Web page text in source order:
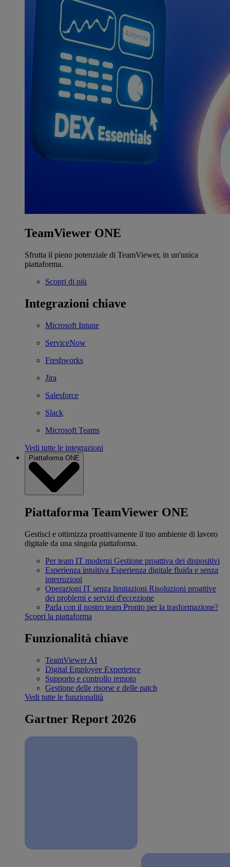
TeamViewer ONE
Sfrutta il pieno potenziale di TeamViewer, in un'unica
piattaforma.
Scopri di più
Integrazioni chiave
Microsoft Intune
ServiceNow
Freshworks
Jira
Salesforce
Slack
Microsoft Teams
Vedi tutte le integrazioni
Piattaforma ONE
Piattaforma TeamViewer ONE
Gestisci e ottimizza proattivamente il tuo ambiente di lavoro
digitale da una singola piattaforma.
Per team IT moderni Gestione proattiva dei dispositivi
Esperienza intuitiva Esperienza digitale fluida e senza
interruzioni
Operazioni IT senza limitazioni Risoluzioni proattive
dei problemi e servizi d'eccezione
Parla con il nostro team Pronto per la trasformazione?
Scopri la piattaforma
Funzionalità chiave
TeamViewer AI
Digital Employee Experience
Supporto e controllo remoto
Gestione delle risorse e delle patch
Vedi tutte le funzionalità
Gartner Report 2026